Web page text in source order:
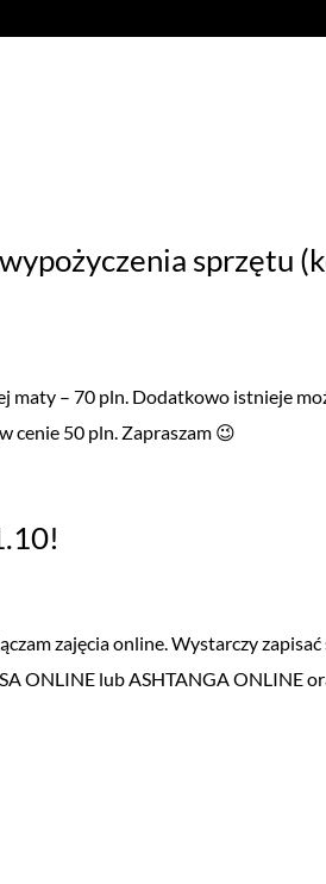
sprzętu
maty – 70 pln. Dodatkowo istnieje
cenie 50 pln. Zapraszam 😉
zajęcia online. Wystarczy zapisać
ONLINE lub ASHTANGA ONLINE